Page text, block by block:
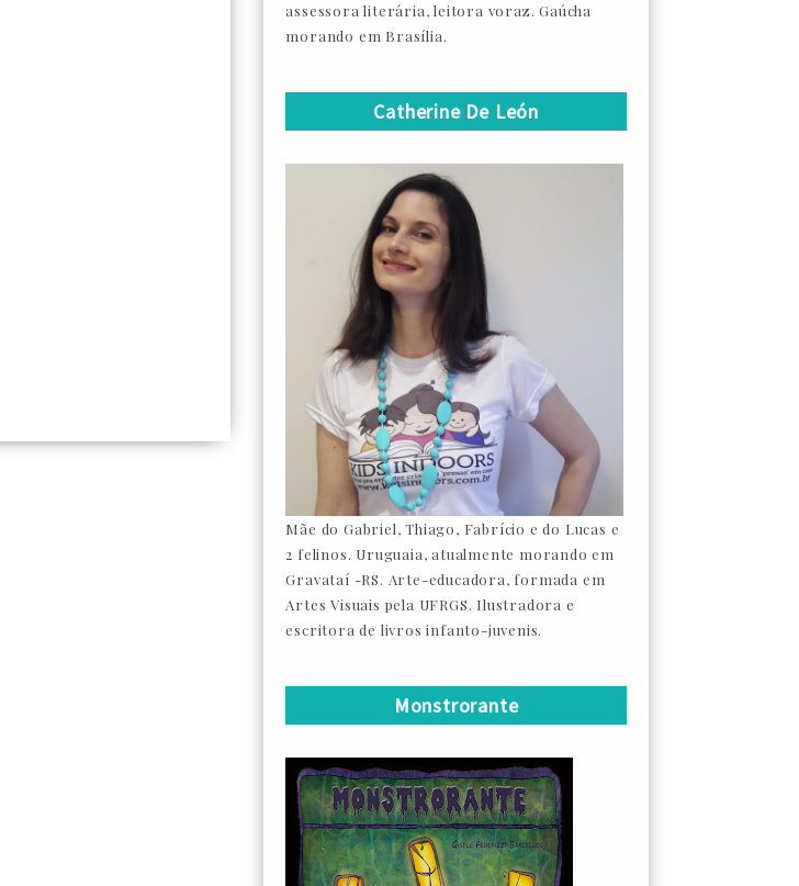
assessora literária, leitora voraz. Gaúcha
morando em Brasília.
Catherine De León
Mãe do Gabriel, Thiago, Fabrício e do Lucas e
2 felinos. Uruguaia, atualmente morando em
Gravataí -RS. Arte-educadora, formada em
Artes Visuais pela UFRGS. Ilustradora e
escritora de livros infanto-juvenis.
Monstrorante